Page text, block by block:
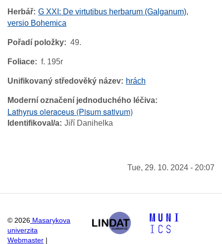
Herbář G XXI: De virtutibus herbarum (Galganum),
versio Bohemica
Pořadí položky 49.
Foliace f. 195r
Unifikovaný středověký název hrách
Moderní označení jednoduchého léčiva
Lathyrus oleraceus (Pisum sativum)
Identifikoval/a Jiří Danihelka
Tue, 29. 10. 2024 - 20:07
© 2026 Masarykova
univerzita
Webmaster